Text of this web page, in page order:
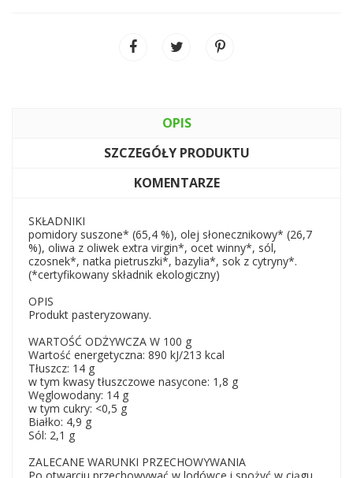
OPIS
SZCZEGÓŁY PRODUKTU
KOMENTARZE
SKŁADNIKI
pomidory suszone* (65,4 %), olej słonecznikowy* (26,7
%), oliwa z oliwek extra virgin*, ocet winny*, sól,
czosnek*, natka pietruszki*, bazylia*, sok z cytryny*.
(*certyfikowany składnik ekologiczny)
OPIS
Produkt pasteryzowany.
WARTOŚĆ ODŻYWCZA W 100 g
Wartość energetyczna: 890 kJ/213 kcal
Tłuszcz: 14 g
w tym kwasy tłuszczowe nasycone: 1,8 g
Węglowodany: 14 g
w tym cukry: <0,5 g
Białko: 4,9 g
Sól: 2,1 g
ZALECANE WARUNKI PRZECHOWYWANIA